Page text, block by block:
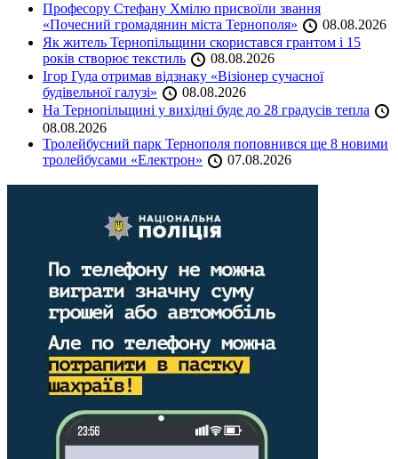
Професору Стефану Хмілю присвоїли звання
«Почесний громадянин міста Тернополя»
08.08.2026
Як житель Тернопільщини скористався грантом і 15
років створює текстиль
08.08.2026
Ігор Гуда отримав відзнаку «Візіонер сучасної
будівельної галузі»
08.08.2026
На Тернопільщині у вихідні буде до 28 градусів тепла
08.08.2026
Тролейбусний парк Тернополя поповнився ще 8 новими
тролейбусами «Електрон»
07.08.2026